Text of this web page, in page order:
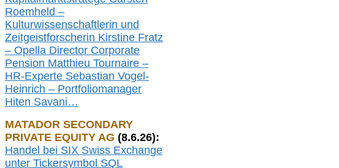
Roemheld –
Kulturwissenschaftlerin und
Zeitgeistforscherin Kirstine Fratz
– Opella Director Corporate
Pension Matthieu Tournaire –
HR-Experte Sebastian Vogel-
Heinrich – Portfoliomanager
Hiten Savani…
MATADOR SECONDARY
PRIVATE EQUITY AG (8.6.26):
Handel bei SIX Swiss Exchange
unter Tickersymbol SQL